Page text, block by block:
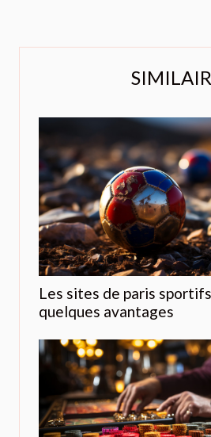
Les sites de paris
quelques avantages